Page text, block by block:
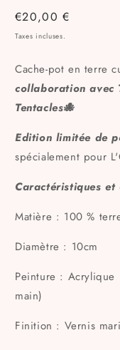
Prix
habituel
€20,00 €
Taxes incluses.
Cache-pot en terre
collaboration avec
Tentacles🐙
Edition limitée de p
spécialement pour
Caractéristiques
Matière : 100 %
Diamètre : 10cm
Peinture : Acrylique
main)
Finition : Vernis